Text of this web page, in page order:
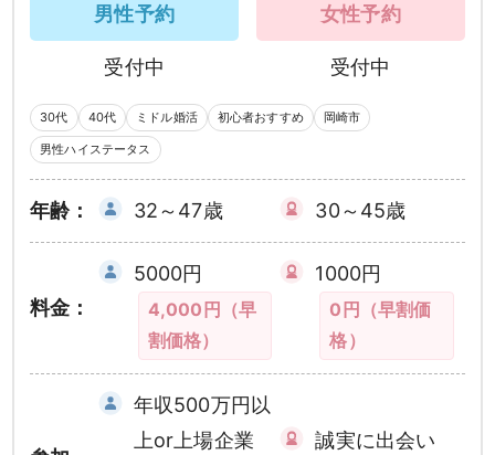
男性予約
受付中
女性予約
受付中
30代 40代 ミドル婚活 初心者おすすめ 岡崎市
男性ハイステータス
年齢： 32～47歳 30～45歳
料金：
5000円
4,000円（早
割価格）
1000円
0円（早割価
格）
年収500万円以
上or上場企業
誠実に出会い